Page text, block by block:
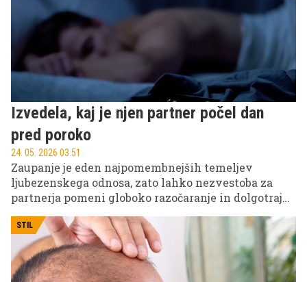
Izvedela, kaj je njen partner počel dan
pred poroko
24. 05. 2026 03.51
Zaupanje je eden najpomembnejših temeljev
ljubezenskega odnosa, zato lahko nezvestoba za
partnerja pomeni globoko razočaranje in dolgotrajno
končajo razmerje, se mnogi kljub bolečini odločijo,
da bodo poskusili odnos rešiti.
STIL